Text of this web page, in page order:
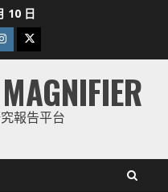
10 日
Twitter
報告平台